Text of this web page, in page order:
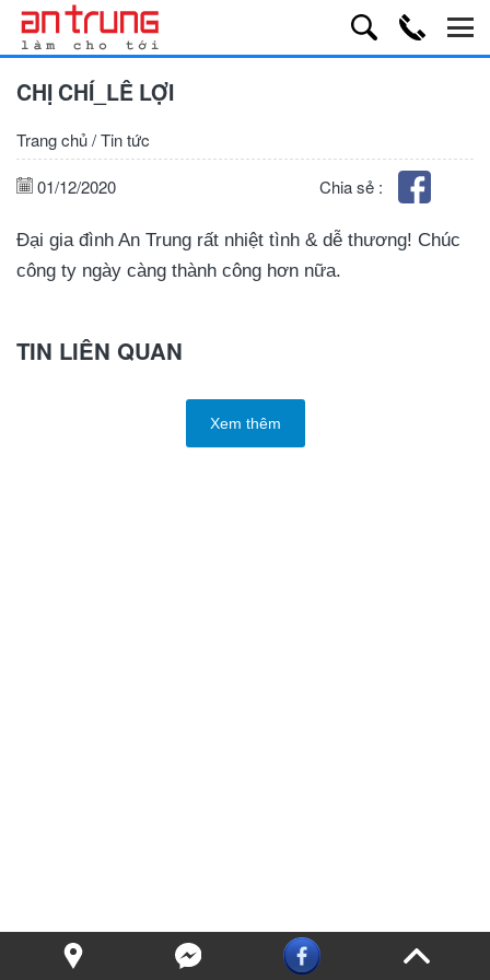
CHỊ CHÍ_LÊ LỢI
Trang chủ/Tin tức
Chia sẻ :
01/12/2020
Đại gia đình An Trung rất nhiệt tình & dễ thương! Chúc
công ty ngày càng thành công hơn nữa.
TIN LIÊN QUAN
Xem thêm